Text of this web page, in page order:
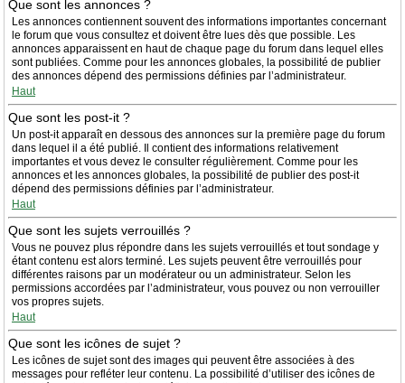
Que sont les annonces ?
Les annonces contiennent souvent des informations importantes concernant
le forum que vous consultez et doivent être lues dès que possible. Les
annonces apparaissent en haut de chaque page du forum dans lequel elles
sont publiées. Comme pour les annonces globales, la possibilité de publier
des annonces dépend des permissions définies par l’administrateur.
Haut
Que sont les post-it ?
Un post-it apparaît en dessous des annonces sur la première page du forum
dans lequel il a été publié. Il contient des informations relativement
importantes et vous devez le consulter régulièrement. Comme pour les
annonces et les annonces globales, la possibilité de publier des post-it
dépend des permissions définies par l’administrateur.
Haut
Que sont les sujets verrouillés ?
Vous ne pouvez plus répondre dans les sujets verrouillés et tout sondage y
étant contenu est alors terminé. Les sujets peuvent être verrouillés pour
différentes raisons par un modérateur ou un administrateur. Selon les
permissions accordées par l’administrateur, vous pouvez ou non verrouiller
vos propres sujets.
Haut
Que sont les icônes de sujet ?
Les icônes de sujet sont des images qui peuvent être associées à des
messages pour refléter leur contenu. La possibilité d’utiliser des icônes de